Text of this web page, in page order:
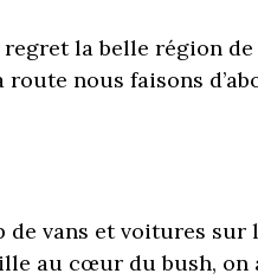
la belle région
route nous faisons
vans et voitures sur
au cœur du bush, on